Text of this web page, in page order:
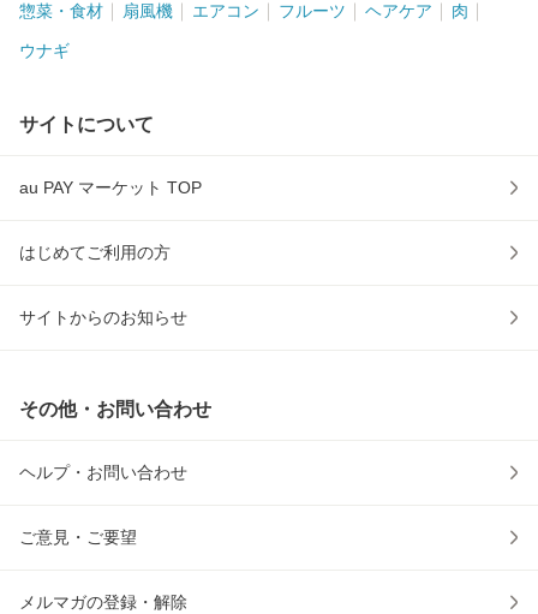
惣菜・食材 扇風機 エアコン フルーツ ヘアケア 肉
ウナギ
サイトについて
au PAY マーケット TOP
はじめてご利用の方
サイトからのお知らせ
その他・お問い合わせ
ヘルプ・お問い合わせ
ご意見・ご要望
メルマガの登録・解除